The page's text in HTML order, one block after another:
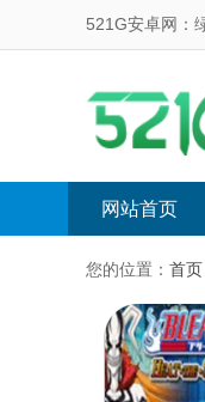
521G安卓网：
网站首页
您的位置： 首页